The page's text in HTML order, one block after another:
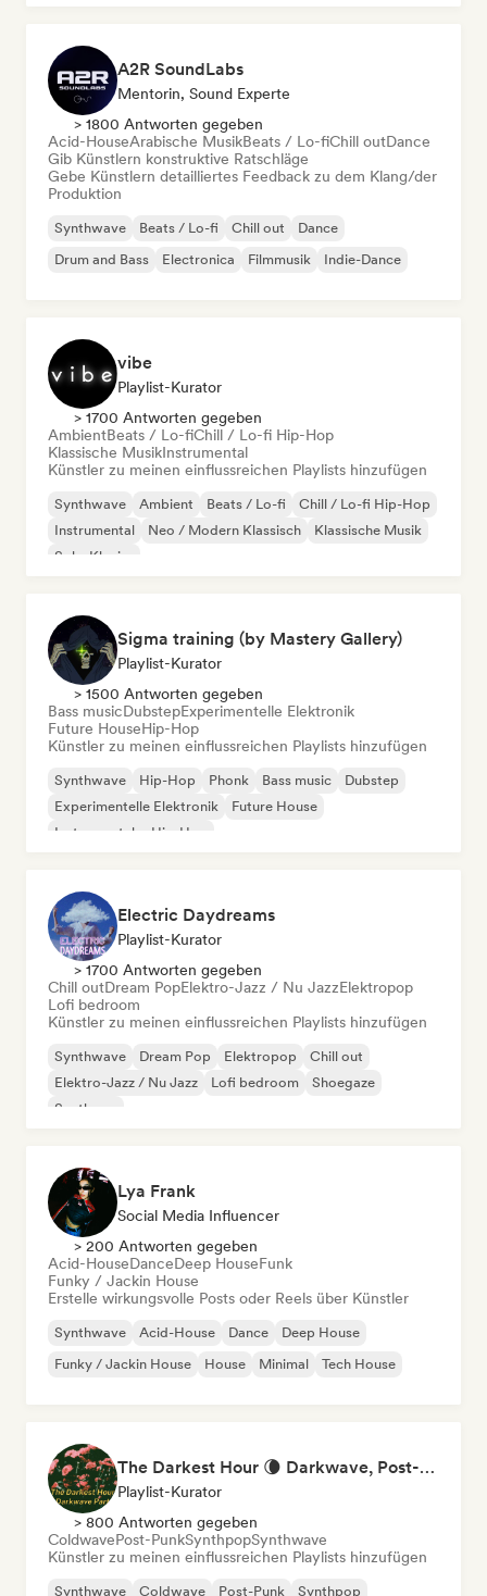
A2R SoundLabs
Mentorin, Sound Experte
> 1800 Antworten gegeben
Acid-HouseArabische MusikBeats / Lo-fiChill outDance
Gib Künstlern konstruktive Ratschläge
Gebe Künstlern detailliertes Feedback zu dem Klang/der
Produktion
Synthwave Beats / Lo-fi Chill out
Dance
Drum and Bass
Electronica Filmmusik Indie-Dance
vibe
Playlist-Kurator
> 1700 Antworten gegeben
AmbientBeats / Lo-fiChill / Lo-fi Hip-Hop
Klassische MusikInstrumental
Künstler zu meinen einflussreichen Playlists hinzufügen
Synthwave Ambient Beats / Lo-fi
Chill / Lo-fi Hip-Hop
Instrumental
Neo / Modern Klassisch
Klassische Musik
Solo-Klavier
Sigma training (by Mastery Gallery)
Playlist-Kurator
> 1500 Antworten gegeben
Bass musicDubstepExperimentelle Elektronik
Future HouseHip-Hop
Künstler zu meinen einflussreichen Playlists hinzufügen
Synthwave Hip-Hop Phonk Bass music
Dubstep
Experimentelle Elektronik
Future House
Instrumentaler Hip-Hop
Electric Daydreams
Playlist-Kurator
> 1700 Antworten gegeben
Chill outDream PopElektro-Jazz / Nu JazzElektropop
Lofi bedroom
Künstler zu meinen einflussreichen Playlists hinzufügen
Synthwave Dream Pop Elektropop
Chill out
Elektro-Jazz / Nu Jazz
Lofi bedroom
Shoegaze
Synthpop
Lya Frank
Social Media Influencer
> 200 Antworten gegeben
Acid-HouseDanceDeep HouseFunk
Funky / Jackin House
Erstelle wirkungsvolle Posts oder Reels über Künstler
Synthwave Acid-House Dance
Deep House
Funky / Jackin House
House Minimal Tech House
The Darkest Hour 🌘 Darkwave, Post-Punk & Coldwave
Playlist-Kurator
> 800 Antworten gegeben
ColdwavePost-PunkSynthpopSynthwave
Künstler zu meinen einflussreichen Playlists hinzufügen
Synthwave Coldwave Post-Punk Synthpop